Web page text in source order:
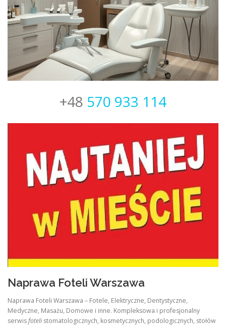
+48 570 933 114
Naprawa Foteli Warszawa
Naprawa Foteli Warszawa – Fotele, Elektryczne, Dentystyczne,
Medyczne, Masażu, Domowe i inne. Kompleksowa i profesjonalny
serwisfoteli stomatologicznych, kosmetycznych, podologicznych, stołów